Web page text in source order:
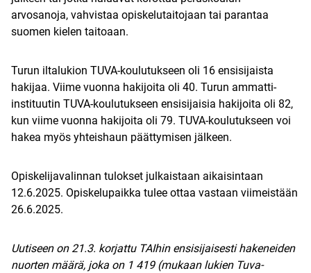
arvosanoja, vahvistaa opiskelutaitojaan tai parantaa
suomen kielen taitoaan.
Turun iltalukion TUVA-koulutukseen oli 16 ensisijaista
hakijaa. Viime vuonna hakijoita oli 40. Turun ammatti-
instituutin TUVA-koulutukseen ensisijaisia hakijoita oli 82,
kun viime vuonna hakijoita oli 79. TUVA-koulutukseen voi
hakea myös yhteishaun päättymisen jälkeen.
Opiskelijavalinnan tulokset julkaistaan aikaisintaan
12.6.2025. Opiskelupaikka tulee ottaa vastaan viimeistään
26.6.2025.
Uutiseen on 21.3. korjattu TAIhin ensisijaisesti hakeneiden
nuorten määrä, joka on 1 419 (mukaan lukien Tuva-